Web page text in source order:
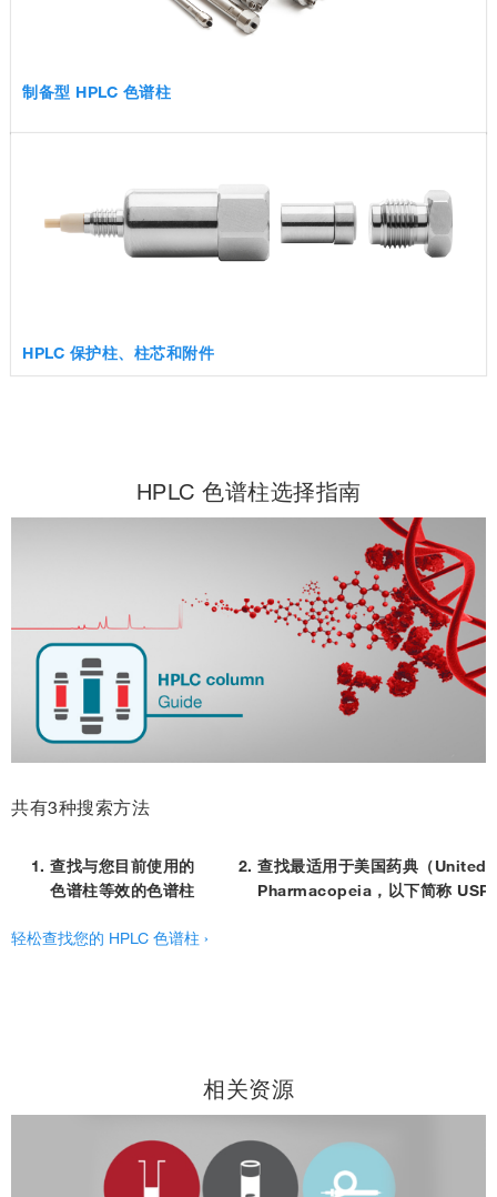
制备型 HPLC 色谱柱
HPLC 保护柱、柱芯和附件
HPLC 色谱柱选择指南
共有3种搜索方法
查找与您目前使用的
色谱柱等效的色谱柱
查找最适用于美国药典（United
Pharmacopeia，以下简称 USP
轻松查找您的 HPLC 色谱柱 ›
相关资源